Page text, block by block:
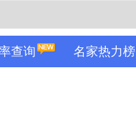
查询 名家热力榜